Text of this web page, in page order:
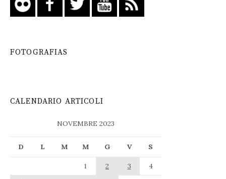
FOTOGRAFIAS
CALENDARIO ARTICOLI
NOVEMBRE 2023
D L M M G V S
1 2 3
4